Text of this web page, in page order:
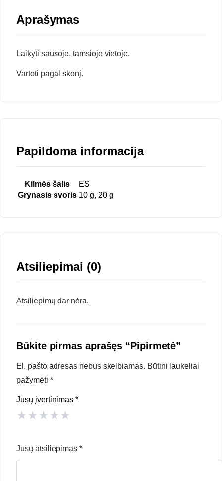
Aprašymas
Laikyti sausoje, tamsioje vietoje.
Vartoti pagal skonį.
Papildoma informacija
Kilmės šalis
ES
Grynasis svoris 10 g, 20 g
Atsiliepimai (0)
Atsiliepimų dar nėra.
Būkite pirmas aprašęs “Pipirmetė”
El. pašto adresas nebus skelbiamas. Būtini laukeliai
pažymėti *
Jūsų įvertinimas *
★★★★★
Jūsų atsiliepimas *